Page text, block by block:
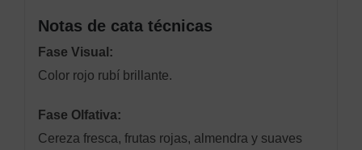
Notas de cata técnicas
Fase Visual:
Color rojo rubí brillante.
Fase Olfativa:
Cereza fresca, frutas rojas, almendra y suaves